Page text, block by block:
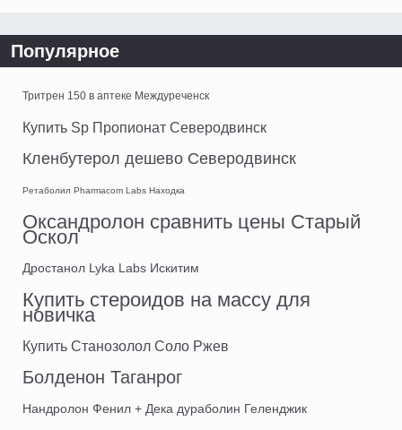
Популярное
Тритрен 150 в аптеке Междуреченск
Купить Sp Пропионат Северодвинск
Кленбутерол дешево Северодвинск
Ретаболил Pharmacom Labs Находка
Оксандролон сравнить цены Старый
Оскол
Дростанол Lyka Labs Искитим
Купить стероидов на массу для
новичка
Купить Станозолол Соло Ржев
Болденон Таганрог
Нандролон Фенил + Дека дураболин Геленджик